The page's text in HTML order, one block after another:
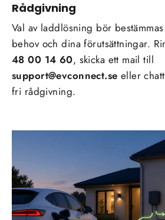
Rådgivning
Val av laddlösning bör
behov och dina förutsättningar.
48 00 14 60, skicka ett mail till
support@evconnect.se eller
fri rådgivning.